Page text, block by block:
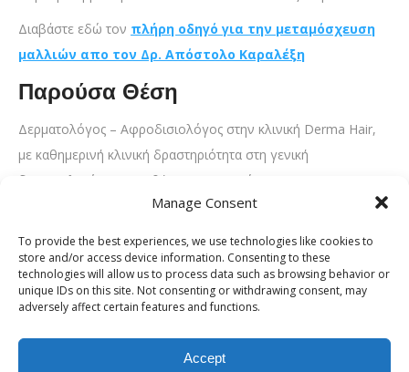
Manage Consent
To provide the best experiences, we use technologies like cookies to
store and/or access device information. Consenting to these
technologies will allow us to process data such as browsing behavior or
unique IDs on this site. Not consenting or withdrawing consent, may
adversely affect certain features and functions.
Accept
Διαβάστε εδώ τον πλήρη οδηγό για την μεταμόσχευση
μαλλιών απο τον Δρ. Απόστολο Καραλέξη
Παρούσα Θέση
Δερματολόγος – Αφροδισιολόγος στην κλινική Derma Hair,
με καθημερινή κλινική δραστηριότητα στη γενική
δερματολογία, στις παθήσεις των τριχών, στη
δερματοχειρουργική και στη μεταμόσχευση μαλλιών.
Ακαδημαϊκοί Τίτλοι & Εκπαίδευση
Στρατιωτικός Ιατρός.
Κλινική πορεία με αφετηρία το Νοσοκομείο «Ανδρέας
Μετεκπαίδευση στη Δερματοχειρουργική στο